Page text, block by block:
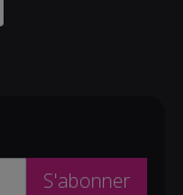
S'abonner